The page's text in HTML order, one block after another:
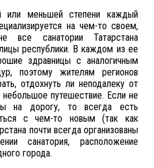
или меньшей степени каждый
на чем-то своем,
все санатории Татарстана
республики. В каждом из ее
здравницы с аналогичным
поэтому жителям регионов
отдохнуть ли неподалеку от
путешествие. Если не
на дорогу, то всегда есть
с чем-то новым (так как
почти всегда организованы
санатория, расположение
города.